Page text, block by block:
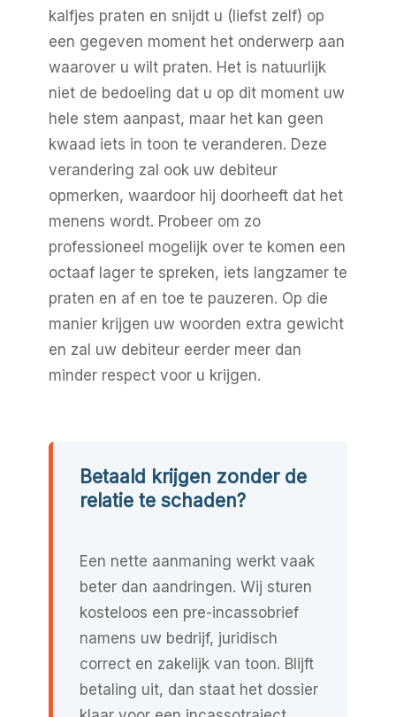
kalfjes praten en snijdt u (liefst zelf) op
een gegeven moment het onderwerp aan
waarover u wilt praten. Het is natuurlijk
niet de bedoeling dat u op dit moment uw
hele stem aanpast, maar het kan geen
kwaad iets in toon te veranderen. Deze
verandering zal ook uw debiteur
opmerken, waardoor hij doorheeft dat het
menens wordt. Probeer om zo
professioneel mogelijk over te komen een
octaaf lager te spreken, iets langzamer te
praten en af en toe te pauzeren. Op die
manier krijgen uw woorden extra gewicht
en zal uw debiteur eerder meer dan
minder respect voor u krijgen.
Betaald krijgen zonder de
relatie te schaden?
Een nette aanmaning werkt vaak
beter dan aandringen. Wij sturen
kosteloos een pre-incassobrief
namens uw bedrijf, juridisch
correct en zakelijk van toon. Blijft
betaling uit, dan staat het dossier